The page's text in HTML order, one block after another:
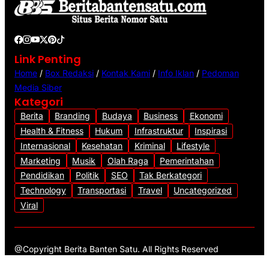
Link Penting
Home / Box Redaksi / Kontak Kami / Info Iklan / Pedoman
Media Siber
Kategori
Berita Branding Budaya Business
Ekonomi
Health & Fitness
Hukum Infrastruktur
Inspirasi
Internasional
Kesehatan Kriminal
Lifestyle
Marketing
Musik Olah Raga
Pemerintahan
Pendidikan
Politik SEO
Tak Berkategori
Technology
Transportasi Travel
Uncategorized
Viral
@Copyright Berita Banten Satu. All Rights Reserved